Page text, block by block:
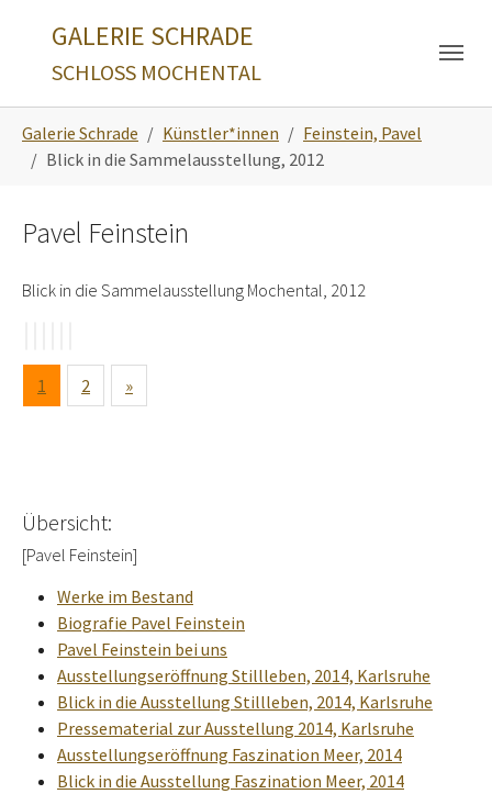
GALERIE SCHRADE
SCHLOSS MOCHENTAL
Galerie Schrade Künstler*innen
Feinstein, Pavel
Blick in die Sammelausstellung, 2012
Pavel Feinstein
Blick in die Sammelausstellung Mochental, 2012
1 2 »
Übersicht:
[Pavel Feinstein]
Werke im Bestand
Biografie Pavel Feinstein
Pavel Feinstein bei uns
Ausstellungseröffnung Stillleben, 2014, Karlsruhe
Blick in die Ausstellung Stillleben, 2014, Karlsruhe
Pressematerial zur Ausstellung 2014, Karlsruhe
Ausstellungseröffnung Faszination Meer, 2014
Blick in die Ausstellung Faszination Meer, 2014